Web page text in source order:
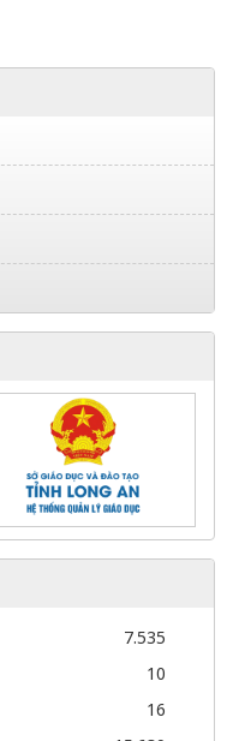
7.535
10
16